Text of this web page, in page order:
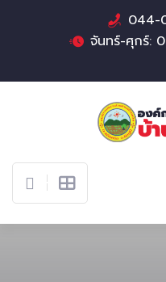
044-
จันทร์-ศุกร์: